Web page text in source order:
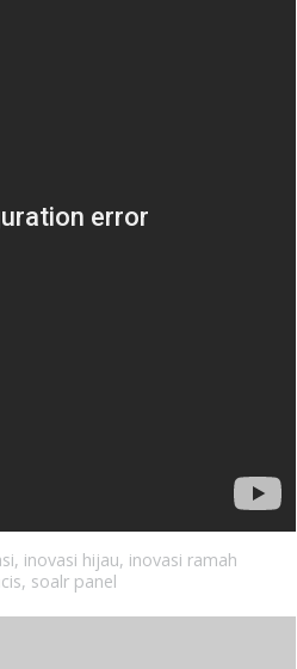
, inovasi hijau, inovasi ramah
, soalr panel